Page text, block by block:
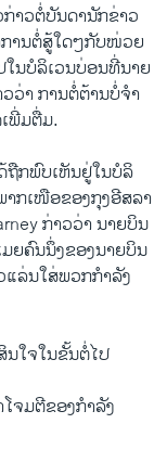
າວ​ຕໍ່​ບັນດາ​ນັກ​ຂ່າວ​
ການ​ຕໍ່ສູ້​ໃດໆ​ກັບໜ່ວຍ​
ໃນ​ບໍລິ​ເວນ​ບ່ອນ​ທີ່ນາຍ​
ວ່າ ການ​ຕໍ່ຕ້ານ​ບໍ່​ຈໍາ​
ພີ່ມ​ຕື່ມ.
ຖືກ​ພົບ​ເຫັນ​ຢູ່​ໃນບໍລິ​
າກ​ເໜືອ​ຂອງກຸງ​ອີສລາ
ກ່າວ​ວ່າ ນາຍ​ບິນ​
ຍ​ຄົນ​ນຶ່ງ​ຂອງ​ນາຍ​ບິນ​
ແລ່ນ​ໃສ່​ພວກ​ກໍາລັງ​
ນ​ໃຈ​ໃນ​ຂັ້ນ​ຕໍ່​ໄປ
ຈມ​ຕີ​ຂອງ​ກໍາລັງ​